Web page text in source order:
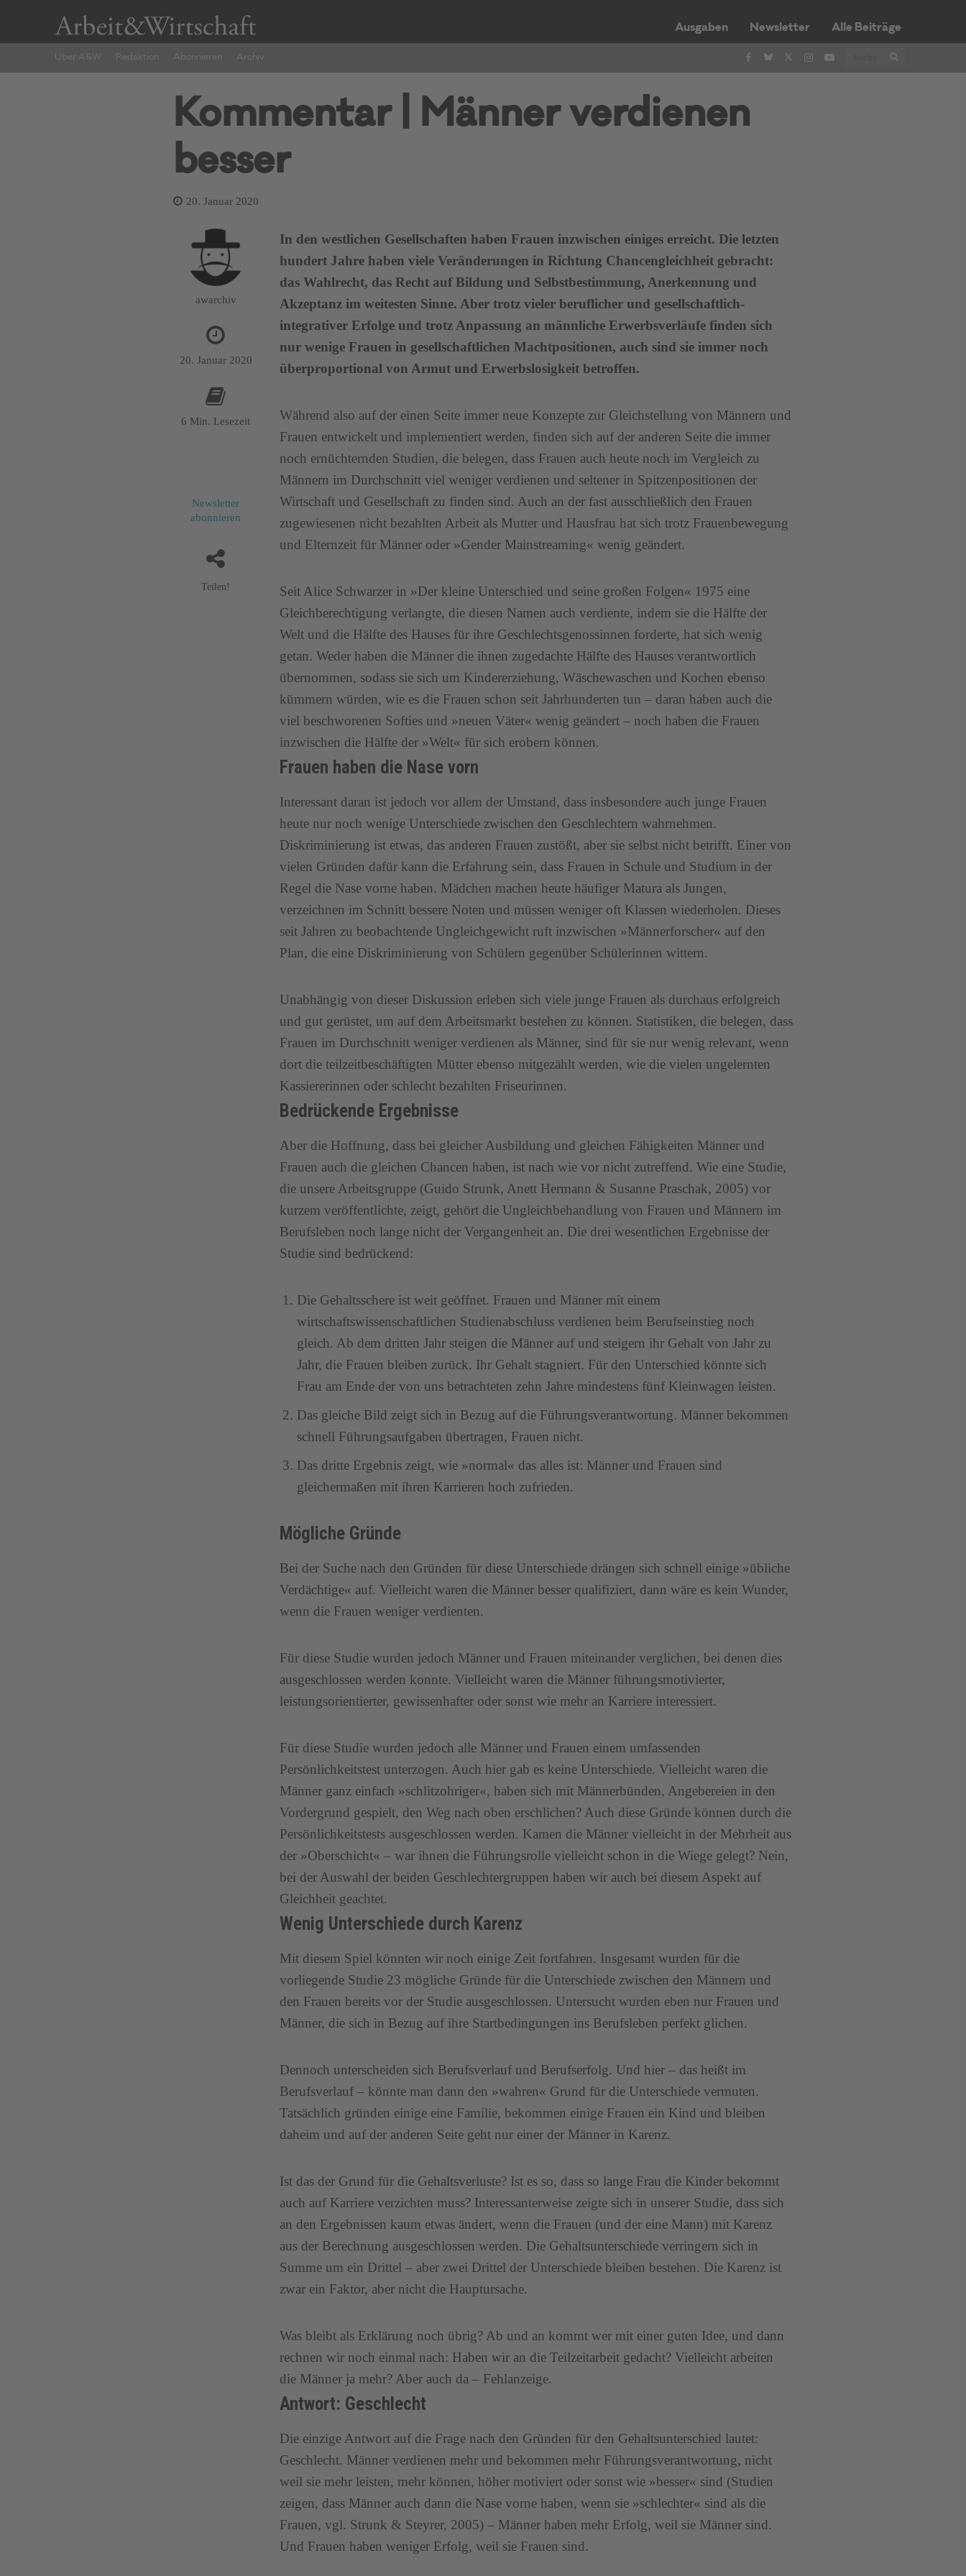
Ausgaben Newsletter Alle Beiträge
Über A&W Redaktion Abonnieren Archiv
Kommentar | Männer verdienen
besser
20. Januar 2020
awarchiv
20. Januar 2020
6 Min. Lesezeit
Newsletter
abonnieren
Teilen!
In den westlichen Gesellschaften haben Frauen inzwischen einiges erreicht. Die letzten
hundert Jahre haben viele Veränderungen in Richtung Chancengleichheit gebracht:
das Wahlrecht, das Recht auf Bildung und Selbstbestimmung, Anerkennung und
Akzeptanz im weitesten Sinne. Aber trotz vieler beruflicher und gesellschaftlich-
integrativer Erfolge und trotz Anpassung an männliche Erwerbsverläufe finden sich
nur wenige Frauen in gesellschaftlichen Machtpositionen, auch sind sie immer noch
überproportional von Armut und Erwerbslosigkeit betroffen.
Während also auf der einen Seite immer neue Konzepte zur Gleichstellung von Männern und
Frauen entwickelt und implementiert werden, finden sich auf der anderen Seite die immer
noch ernüchternden Studien, die belegen, dass Frauen auch heute noch im Vergleich zu
Männern im Durchschnitt viel weniger verdienen und seltener in Spitzenpositionen der
Wirtschaft und Gesellschaft zu finden sind. Auch an der fast ausschließlich den Frauen
zugewiesenen nicht bezahlten Arbeit als Mutter und Hausfrau hat sich trotz Frauenbewegung
und Elternzeit für Männer oder »Gender Mainstreaming« wenig geändert.
Seit Alice Schwarzer in »Der kleine Unterschied und seine großen Folgen« 1975 eine
Gleichberechtigung verlangte, die diesen Namen auch verdiente, indem sie die Hälfte der
Welt und die Hälfte des Hauses für ihre Geschlechtsgenossinnen forderte, hat sich wenig
getan. Weder haben die Männer die ihnen zugedachte Hälfte des Hauses verantwortlich
übernommen, sodass sie sich um Kindererziehung, Wäschewaschen und Kochen ebenso
kümmern würden, wie es die Frauen schon seit Jahrhunderten tun – daran haben auch die
viel beschworenen Softies und »neuen Väter« wenig geändert – noch haben die Frauen
inzwischen die Hälfte der »Welt« für sich erobern können.
Frauen haben die Nase vorn
Interessant daran ist jedoch vor allem der Umstand, dass insbesondere auch junge Frauen
heute nur noch wenige Unterschiede zwischen den Geschlechtern wahrnehmen.
Diskriminierung ist etwas, das anderen Frauen zustößt, aber sie selbst nicht betrifft. Einer von
vielen Gründen dafür kann die Erfahrung sein, dass Frauen in Schule und Studium in der
Regel die Nase vorne haben. Mädchen machen heute häufiger Matura als Jungen,
verzeichnen im Schnitt bessere Noten und müssen weniger oft Klassen wiederholen. Dieses
seit Jahren zu beobachtende Ungleichgewicht ruft inzwischen »Männerforscher« auf den
Plan, die eine Diskriminierung von Schülern gegenüber Schülerinnen wittern.
Unabhängig von dieser Diskussion erleben sich viele junge Frauen als durchaus erfolgreich
und gut gerüstet, um auf dem Arbeitsmarkt bestehen zu können. Statistiken, die belegen, dass
Frauen im Durchschnitt weniger verdienen als Männer, sind für sie nur wenig relevant, wenn
dort die teilzeitbeschäftigten Mütter ebenso mitgezählt werden, wie die vielen ungelernten
Kassiererinnen oder schlecht bezahlten Friseurinnen.
Bedrückende Ergebnisse
Aber die Hoffnung, dass bei gleicher Ausbildung und gleichen Fähigkeiten Männer und
Frauen auch die gleichen Chancen haben, ist nach wie vor nicht zutreffend. Wie eine Studie,
die unsere Arbeitsgruppe (Guido Strunk, Anett Hermann & Susanne Praschak, 2005) vor
kurzem veröffentlichte, zeigt, gehört die Ungleichbehandlung von Frauen und Männern im
Berufsleben noch lange nicht der Vergangenheit an. Die drei wesentlichen Ergebnisse der
Studie sind bedrückend:
Die Gehaltsschere ist weit geöffnet. Frauen und Männer mit einem
wirtschaftswissenschaftlichen Studienabschluss verdienen beim Berufseinstieg noch
gleich. Ab dem dritten Jahr steigen die Männer auf und steigern ihr Gehalt von Jahr zu
Jahr, die Frauen bleiben zurück. Ihr Gehalt stagniert. Für den Unterschied könnte sich
Frau am Ende der von uns betrachteten zehn Jahre mindestens fünf Kleinwagen leisten.
Das gleiche Bild zeigt sich in Bezug auf die Führungsverantwortung. Männer bekommen
schnell Führungsaufgaben übertragen, Frauen nicht.
Das dritte Ergebnis zeigt, wie »normal« das alles ist: Männer und Frauen sind
gleichermaßen mit ihren Karrieren hoch zufrieden.
Mögliche Gründe
Bei der Suche nach den Gründen für diese Unterschiede drängen sich schnell einige »übliche
Verdächtige« auf. Vielleicht waren die Männer besser qualifiziert, dann wäre es kein Wunder,
wenn die Frauen weniger verdienten.
Für diese Studie wurden jedoch Männer und Frauen miteinander verglichen, bei denen dies
ausgeschlossen werden konnte. Vielleicht waren die Männer führungsmotivierter,
leistungsorientierter, gewissenhafter oder sonst wie mehr an Karriere interessiert.
Für diese Studie wurden jedoch alle Männer und Frauen einem umfassenden
Persönlichkeitstest unterzogen. Auch hier gab es keine Unterschiede. Vielleicht waren die
Männer ganz einfach »schlitzohriger«, haben sich mit Männerbünden, Angebereien in den
Vordergrund gespielt, den Weg nach oben erschlichen? Auch diese Gründe können durch die
Persönlichkeitstests ausgeschlossen werden. Kamen die Männer vielleicht in der Mehrheit aus
der »Oberschicht« – war ihnen die Führungsrolle vielleicht schon in die Wiege gelegt? Nein,
bei der Auswahl der beiden Geschlechtergruppen haben wir auch bei diesem Aspekt auf
Gleichheit geachtet.
Wenig Unterschiede durch Karenz
Mit diesem Spiel könnten wir noch einige Zeit fortfahren. Insgesamt wurden für die
vorliegende Studie 23 mögliche Gründe für die Unterschiede zwischen den Männern und
den Frauen bereits vor der Studie ausgeschlossen. Untersucht wurden eben nur Frauen und
Männer, die sich in Bezug auf ihre Startbedingungen ins Berufsleben perfekt glichen.
Dennoch unterscheiden sich Berufsverlauf und Berufserfolg. Und hier – das heißt im
Berufsverlauf – könnte man dann den »wahren« Grund für die Unterschiede vermuten.
Tatsächlich gründen einige eine Familie, bekommen einige Frauen ein Kind und bleiben
daheim und auf der anderen Seite geht nur einer der Männer in Karenz.
Ist das der Grund für die Gehaltsverluste? Ist es so, dass so lange Frau die Kinder bekommt
auch auf Karriere verzichten muss? Interessanterweise zeigte sich in unserer Studie, dass sich
an den Ergebnissen kaum etwas ändert, wenn die Frauen (und der eine Mann) mit Karenz
aus der Berechnung ausgeschlossen werden. Die Gehaltsunterschiede verringern sich in
Summe um ein Drittel – aber zwei Drittel der Unterschiede bleiben bestehen. Die Karenz ist
zwar ein Faktor, aber nicht die Hauptursache.
Was bleibt als Erklärung noch übrig? Ab und an kommt wer mit einer guten Idee, und dann
rechnen wir noch einmal nach: Haben wir an die Teilzeitarbeit gedacht? Vielleicht arbeiten
die Männer ja mehr? Aber auch da – Fehlanzeige.
Antwort: Geschlecht
Die einzige Antwort auf die Frage nach den Gründen für den Gehaltsunterschied lautet:
Geschlecht. Männer verdienen mehr und bekommen mehr Führungsverantwortung, nicht
weil sie mehr leisten, mehr können, höher motiviert oder sonst wie »besser« sind (Studien
zeigen, dass Männer auch dann die Nase vorne haben, wenn sie »schlechter« sind als die
Frauen, vgl. Strunk & Steyrer, 2005) – Männer haben mehr Erfolg, weil sie Männer sind.
Und Frauen haben weniger Erfolg, weil sie Frauen sind.